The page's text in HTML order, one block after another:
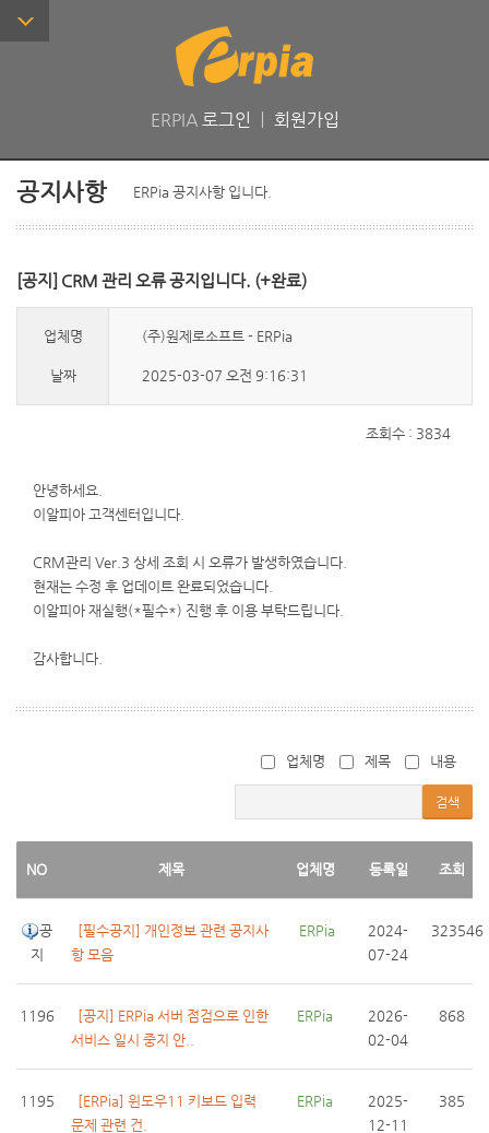
ERPIA 로그인 회원가입
공지사항 ERPia 공지사항 입니다.
[공지] CRM 관리 오류 공지입니다. (+완료)
업체명 (주)원제로소프트 - ERPia
날짜 2025-03-07 오전 9:16:31
조회수 : 3834
안녕하세요.
이알피아 고객센터입니다.
CRM관리 Ver.3 상세 조회 시 오류가 발생하였습니다.
현재는 수정 후 업데이트 완료되었습니다.
이알피아 재실행(*필수*) 진행 후 이용 부탁드립니다.
감사합니다.
업체명 제목 내용
검색
NO 제목 업체명 등록일 조회
공
지
[필수공지] 개인정보 관련 공지사
항 모음
ERPia
2024-
07-24
323546
1196
[공지] ERPia 서버 점검으로 인한
서비스 일시 중지 안..
ERPia
2026-
02-04
868
1195
[ERPia] 윈도우11 키보드 입력
문제 관련 건.
ERPia
2025-
12-11
385